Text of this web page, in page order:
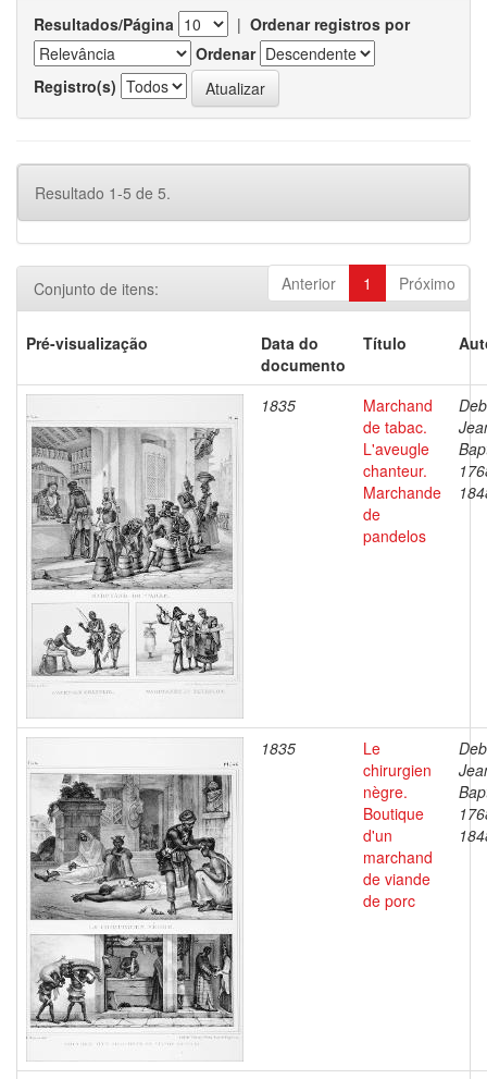
Resultados/Página | Ordenar registros por
Ordenar
Registro(s)
Resultado 1-5 de 5.
Anterior 1 Próximo
Conjunto de itens:
Pré-visualização
Data do
documento
Título
1835
Marchand
de tabac.
L'aveugle
chanteur.
Marchande
de
pandelos
1835
Le
chirurgien
nègre.
Boutique
d'un
marchand
de viande
de porc